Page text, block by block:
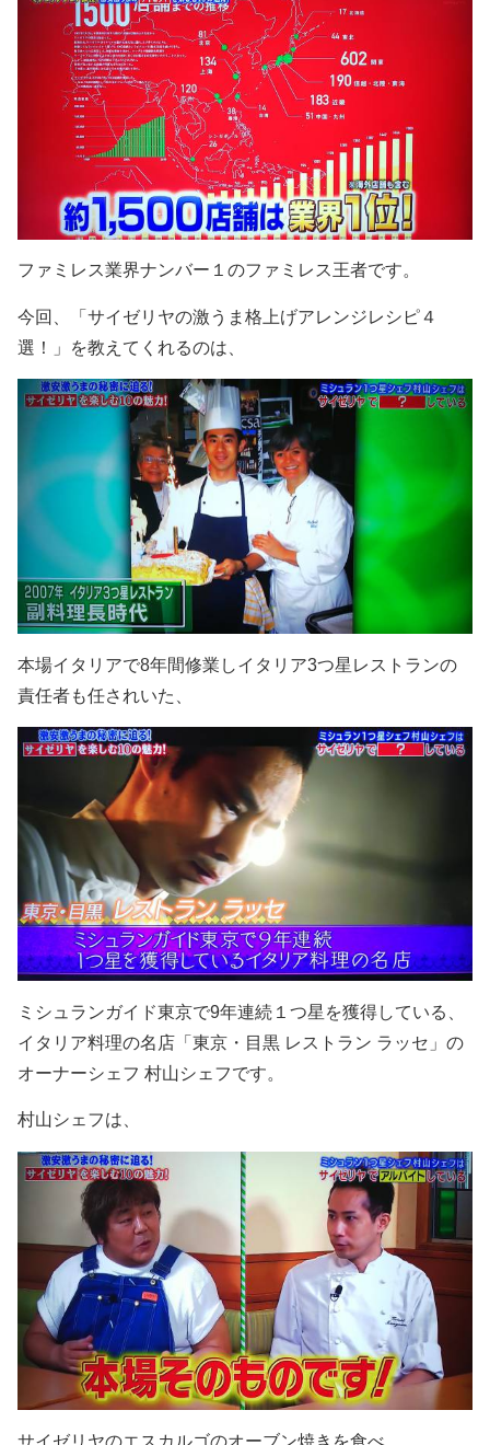
ファミレス業界ナンバー１のファミレス王者です。
今回、「サイゼリヤの激うま格上げアレンジレシピ４
選！」を教えてくれるのは、
本場イタリアで8年間修業しイタリア3つ星レストランの
責任者も任されいた、
ミシュランガイド東京で9年連続１つ星を獲得している、
イタリア料理の名店「東京・目黒 レストラン ラッセ」の
オーナーシェフ 村山シェフです。
村山シェフは、
サイゼリヤのエスカルゴのオーブン焼きを食べ、